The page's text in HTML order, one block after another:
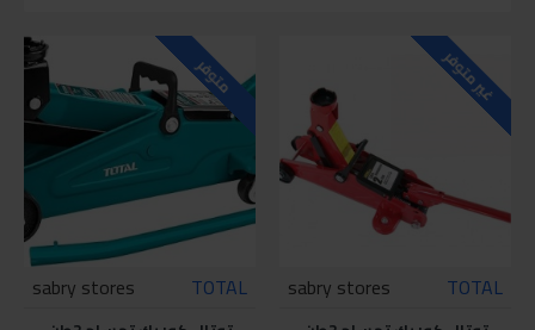
غير متوفر
TOTAL
sabry stores
متوفر
TOTAL
sabry stores